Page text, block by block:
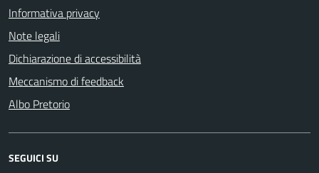
Informativa privacy
Note legali
Dichiarazione di accessibilità
Meccanismo di feedback
Albo Pretorio
SEGUICI SU